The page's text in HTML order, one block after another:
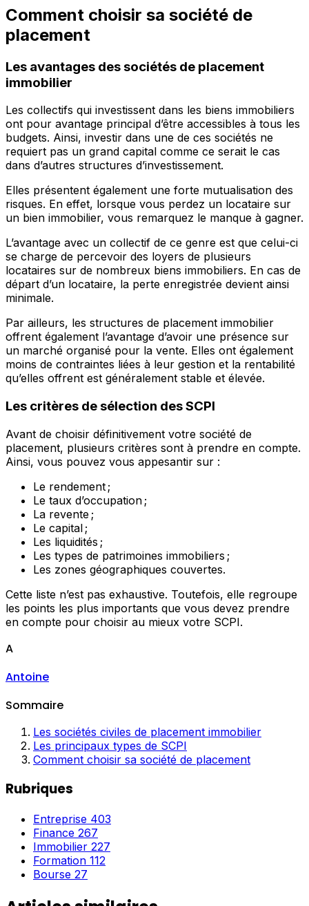
Comment choisir sa société de
placement
Les avantages des sociétés de placement
immobilier
Les collectifs qui investissent dans les biens immobiliers
ont pour avantage principal d’être accessibles à tous les
budgets. Ainsi, investir dans une de ces sociétés ne
requiert pas un grand capital comme ce serait le cas
dans d’autres structures d’investissement.
Elles présentent également une forte mutualisation des
risques. En effet, lorsque vous perdez un locataire sur
un bien immobilier, vous remarquez le manque à gagner.
L’avantage avec un collectif de ce genre est que celui-ci
se charge de percevoir des loyers de plusieurs
locataires sur de nombreux biens immobiliers. En cas de
départ d’un locataire, la perte enregistrée devient ainsi
minimale.
Par ailleurs, les structures de placement immobilier
offrent également l’avantage d’avoir une présence sur
un marché organisé pour la vente. Elles ont également
moins de contraintes liées à leur gestion et la rentabilité
qu’elles offrent est généralement stable et élevée.
Les critères de sélection des SCPI
Avant de choisir définitivement votre société de
placement, plusieurs critères sont à prendre en compte.
Ainsi, vous pouvez vous appesantir sur :
Le rendement ;
Le taux d’occupation ;
La revente ;
Le capital ;
Les liquidités ;
Les types de patrimoines immobiliers ;
Les zones géographiques couvertes.
Cette liste n’est pas exhaustive. Toutefois, elle regroupe
les points les plus importants que vous devez prendre
en compte pour choisir au mieux votre SCPI.
A
Antoine
Sommaire
Les sociétés civiles de placement immobilier
Les principaux types de SCPI
Comment choisir sa société de placement
Rubriques
Entreprise 403
Finance 267
Immobilier 227
Formation 112
Bourse 27